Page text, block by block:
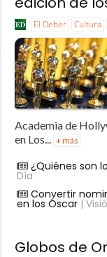
El Deber Cultura
Academia de
en Los...
+ más
¿Quiénes son
Día
Convertir
en los Óscar|
Globos de